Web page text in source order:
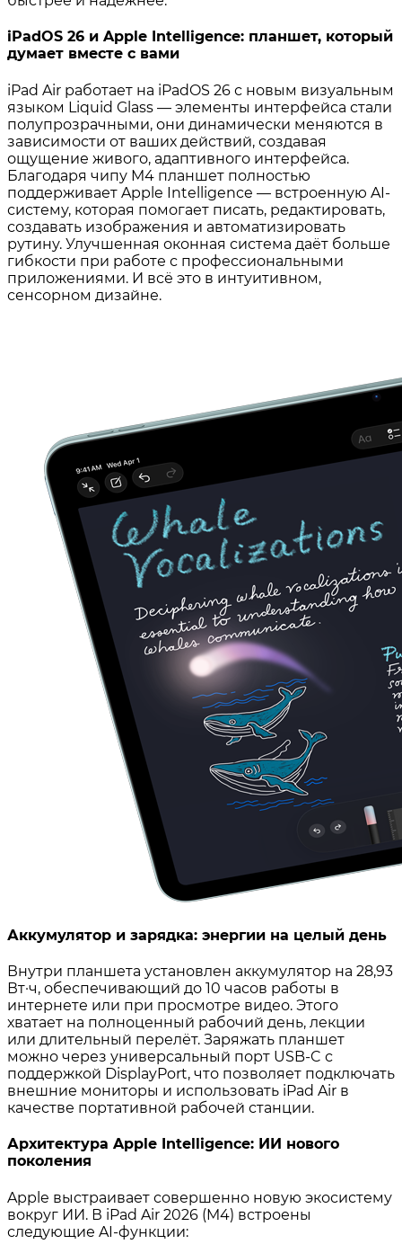
iPadOS 26 и Apple Intelligence: планшет, который
думает вместе с вами
iPad Air работает на iPadOS 26 с новым визуальным
языком Liquid Glass — элементы интерфейса стали
полупрозрачными, они динамически меняются в
зависимости от ваших действий, создавая
ощущение живого, адаптивного интерфейса.
Благодаря чипу M4 планшет полностью
поддерживает Apple Intelligence — встроенную AI-
систему, которая помогает писать, редактировать,
создавать изображения и автоматизировать
рутину. Улучшенная оконная система даёт больше
гибкости при работе с профессиональными
приложениями. И всё это в интуитивном,
сенсорном дизайне.
Аккумулятор и зарядка: энергии на целый день
Внутри планшета установлен аккумулятор на 28,93
Вт·ч, обеспечивающий до 10 часов работы в
интернете или при просмотре видео. Этого
хватает на полноценный рабочий день, лекции
или длительный перелёт. Заряжать планшет
можно через универсальный порт USB‑C с
поддержкой DisplayPort, что позволяет подключать
внешние мониторы и использовать iPad Air в
качестве портативной рабочей станции.
Архитектура Apple Intelligence: ИИ нового
поколения
Apple выстраивает совершенно новую экосистему
вокруг ИИ. В iPad Air 2026 (M4) встроены
следующие AI-функции: